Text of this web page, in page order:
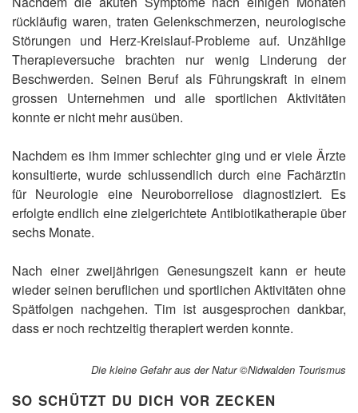
rückläufig waren, traten Gelenkschmerzen, neurologische
Störungen und Herz-Kreislauf-Probleme auf. Unzählige
Therapieversuche brachten nur wenig Linderung der
Beschwerden. Seinen Beruf als Führungskraft in einem
grossen Unternehmen und alle sportlichen Aktivitäten
konnte er nicht mehr ausüben.
Nachdem es ihm immer schlechter ging und er viele Ärzte
konsultierte, wurde schlussendlich durch eine Fachärztin
für Neurologie eine Neuroborreliose diagnostiziert. Es
erfolgte endlich eine zielgerichtete Antibiotikatherapie über
sechs Monate.
Nach einer zweijährigen Genesungszeit kann er heute
wieder seinen beruflichen und sportlichen Aktivitäten ohne
Spätfolgen nachgehen. Tim ist ausgesprochen dankbar,
dass er noch rechtzeitig therapiert werden konnte.
Die kleine Gefahr aus der Natur ©Nidwalden Tourismus
SO SCHÜTZT DU DICH VOR ZECKEN